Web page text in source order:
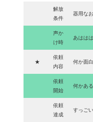
解放
条件
器用な
声か
け時
あはは
★
依頼
内容
何か面
依頼
開始
何かあ
依頼
達成
すっご